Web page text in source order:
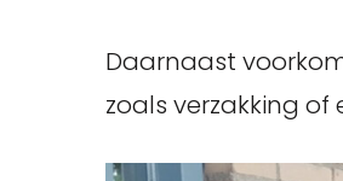
Daarnaast
zoals verzakking of